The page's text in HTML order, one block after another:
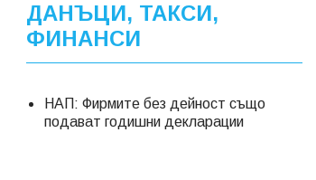
ДАНЪЦИ, ТАКСИ,
ФИНАНСИ
НАП: Фирмите без дейност също
подават годишни декларации